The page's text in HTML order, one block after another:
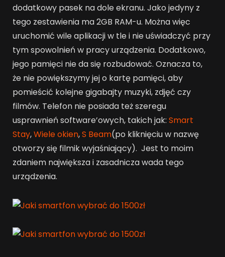
dodatkowy pasek na dole ekranu. Jako jedyny z
tego zestawienia ma 2GB RAM-u. Można więc
uruchomić wile aplikacji w tle i nie uświadczyć przy
tym spowolnień w pracy urządzenia. Dodatkowo,
jego pamięci nie da się rozbudować. Oznacza to,
że nie powiększymy jej o kartę pamięci, aby
pomieścić kolejne gigabajty muzyki, zdjęć czy
filmów. Telefon nie posiada też szeregu
usprawnień software’owych, takich jak: Smart
Stay,Wiele okien,S Beam(po kliknięciu w nazwę
otworzy się filmik wyjaśniający). Jest to moim
zdaniem największa i zasadnicza wada tego
urządzenia.